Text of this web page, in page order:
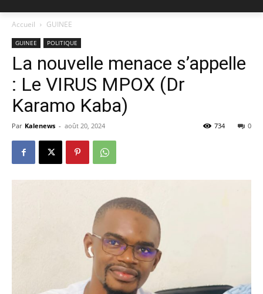
Accueil GUINEE
GUINEE POLITIQUE
La nouvelle menace s’appelle
: Le VIRUS MPOX (Dr
Karamo Kaba)
Par Kalenews - août 20, 2024 0
734